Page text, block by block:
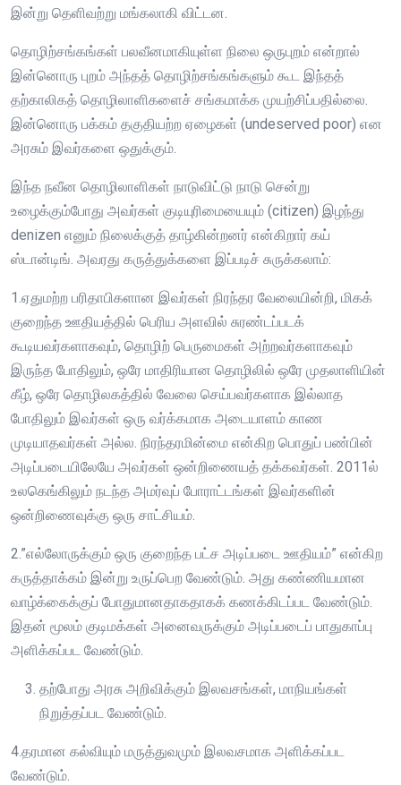
இன்று தெளிவற்று மங்கலாகி விட்டன.
தொழிற்சங்கங்கள் பலவீனமாகியுள்ள நிலை ஒருபுறம் என்றால்
இன்னொரு புறம் அந்தத் தொழிற்சங்கங்களும் கூட இந்தத்
தற்காலிகத் தொழிலாளிகளைச் சங்கமாக்க முயற்சிப்பதில்லை.
இன்னொரு பக்கம் தகுதியற்ற ஏழைகள் (undeserved poor) என
அரசும் இவர்களை ஒதுக்கும்.
இந்த நவீன தொழிலாளிகள் நாடுவிட்டு நாடு சென்று
உழைக்கும்போது அவர்கள் குடியுரிமையையும் (citizen) இழந்து
denizen எனும் நிலைக்குத் தாழ்கின்றனர் என்கிறார் கய்
ஸ்டான்டிங். அவரது கருத்துக்களை இப்படிச் சுருக்கலாம்:
1.ஏதுமற்ற பரிதாபிகளான இவர்கள் நிரந்தர வேலையின்றி, மிகக்
குறைந்த ஊதியத்தில் பெரிய அளவில் சுரண்டப்படக்
கூடியவர்களாகவும், தொழிற் பெருமைகள் அற்றவர்களாகவும்
இருந்த போதிலும், ஒரே மாதிரியான தொழிலில் ஒரே முதலாளியின்
கீழ், ஒரே தொழிலகத்தில் வேலை செய்பவர்களாக இல்லாத
போதிலும் இவர்கள் ஒரு வர்க்கமாக அடையாளம் காண
முடியாதவர்கள் அல்ல. நிரந்தரமின்மை என்கிற பொதுப் பண்பின்
அடிப்படையிலேயே அவர்கள் ஒன்றிணையத் தக்கவர்கள். 2011ல்
உலகெங்கிலும் நடந்த அமர்வுப் போராட்டங்கள் இவர்களின்
ஒன்றிணைவுக்கு ஒரு சாட்சியம்.
2.”எல்லோருக்கும் ஒரு குறைந்த பட்ச அடிப்படை ஊதியம்” என்கிற
கருத்தாக்கம் இன்று உருப்பெற வேண்டும். அது கண்ணியமான
வாழ்க்கைக்குப் போதுமானதாகதாகக் கணக்கிடப்பட வேண்டும்.
இதன் மூலம் குடிமக்கள் அனைவருக்கும் அடிப்படைப் பாதுகாப்பு
அளிக்கப்பட வேண்டும்.
தற்போது அரசு அறிவிக்கும் இலவசங்கள், மாநியங்கள்
நிறுத்தப்பட வேண்டும்.
4.தரமான கல்வியும் மருத்துவமும் இலவசமாக அளிக்கப்பட
வேண்டும்.